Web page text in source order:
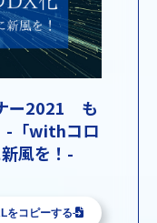
ー2021 も
-「withコロ
風を！-
をコピーする